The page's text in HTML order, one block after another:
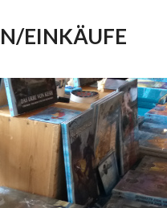
EINKÄUFE